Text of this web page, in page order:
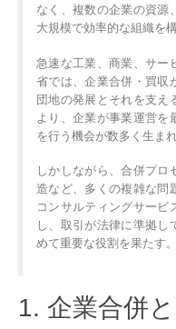
なく、複数の企業の資源
大規模で効率的な組織を
急速な工業、商業、サー
省では、企業合併・買収
団地の発展とそれを支え
より、企業が事業運営を
を行う機会が数多く生まれ
しかしながら、合併プロ
造など、多くの複雑な問
コンサルティングサービ
し、取引が法律に準拠し
めて重要な役割を果たす。
1. 企業合併